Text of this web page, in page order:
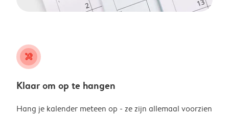
tools
Klaar om op te hangen
Hang je kalender meteen op - ze zijn allemaal voorzien